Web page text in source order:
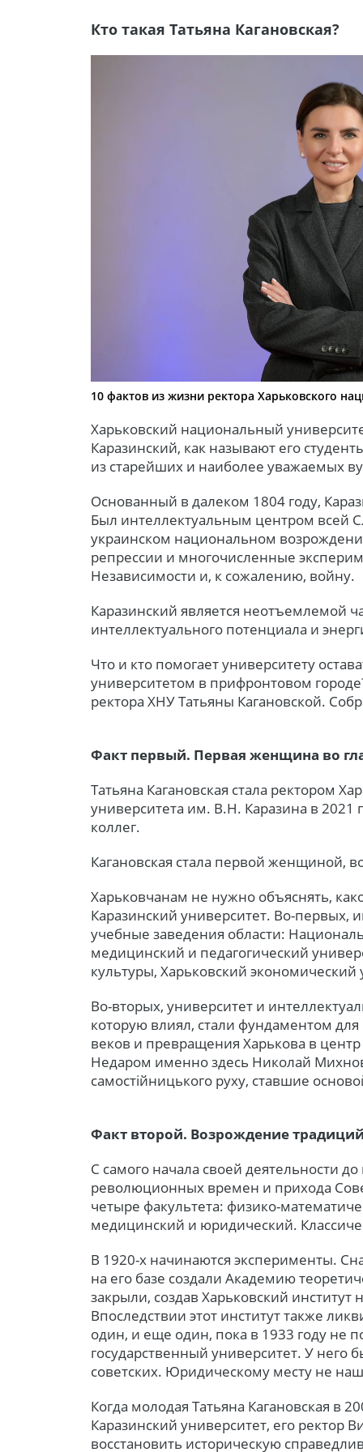
Кто такая Татьяна Кагановская?
10 фактов из жизни ректора Харьковского
Харьковский национальный
Каразинский, как называют его
из старейших и наиболее уважаемых
Основанный в далеком 1804 году,
Был интеллектуальным центром всей
украинском национальном
репрессии и многочисленные
Независимости и, к сожалению, войну.
Каразинский является неотъемлемой
интеллектуального потенциала и
Что и кто помогает университету
университетом в прифронтовом
ректора ХНУ Татьяны Кагановской.
Факт первый. Первая женщина во
Татьяна Кагановская стала ректором
университета им. В.Н. Каразина в 2021
коллег.
Кагановская стала первой женщиной,
Харьковчанам не нужно объяснять,
Каразинский университет. Во-первых,
учебные заведения области:
медицинский и педагогический
культуры, Харьковский
Во-вторых, университет и
которую влиял, стали фундаментом
веков и превращения Харькова в
Недаром именно здесь Николай
самостійницького руху, ставшие
Факт второй. Возрождение
С самого начала своей деятельности
революционных времен и прихода
четыре факультета: физико-
медицинский и юридический.
В 1920-х начинаются эксперименты.
на его базе создали Академию
закрыли, создав Харьковский институт
Впоследствии этот институт также
один, и еще один, пока в 1933 году не
государственный университет. У него
советских. Юридическому месту не
Когда молодая Татьяна Кагановская в
Каразинский университет, его ректор
восстановить историческую